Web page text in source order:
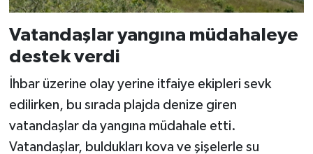
Vatandaşlar yangına müdahaleye
destek verdi
İhbar üzerine olay yerine itfaiye ekipleri sevk
edilirken, bu sırada plajda denize giren
vatandaşlar da yangına müdahale etti.
Vatandaşlar, buldukları kova ve şişelerle su